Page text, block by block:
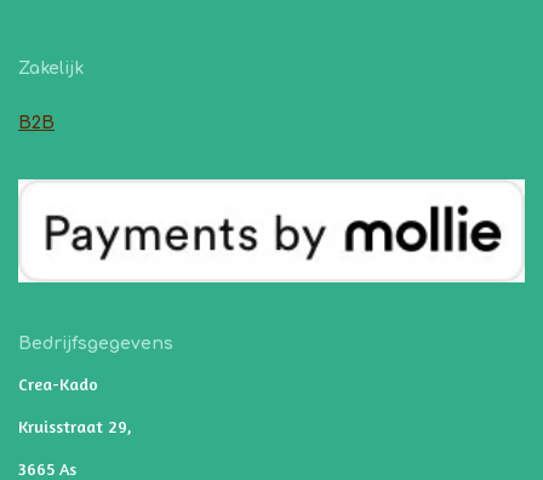
Zakelijk
B2B
Bedrijfsgegevens
Crea-Kado
Kruisstraat 29,
3665 As